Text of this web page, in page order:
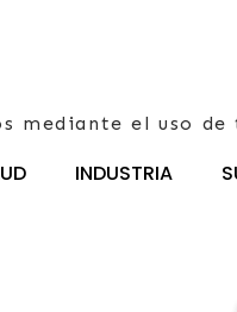
mediante el uso
INDUSTRIA